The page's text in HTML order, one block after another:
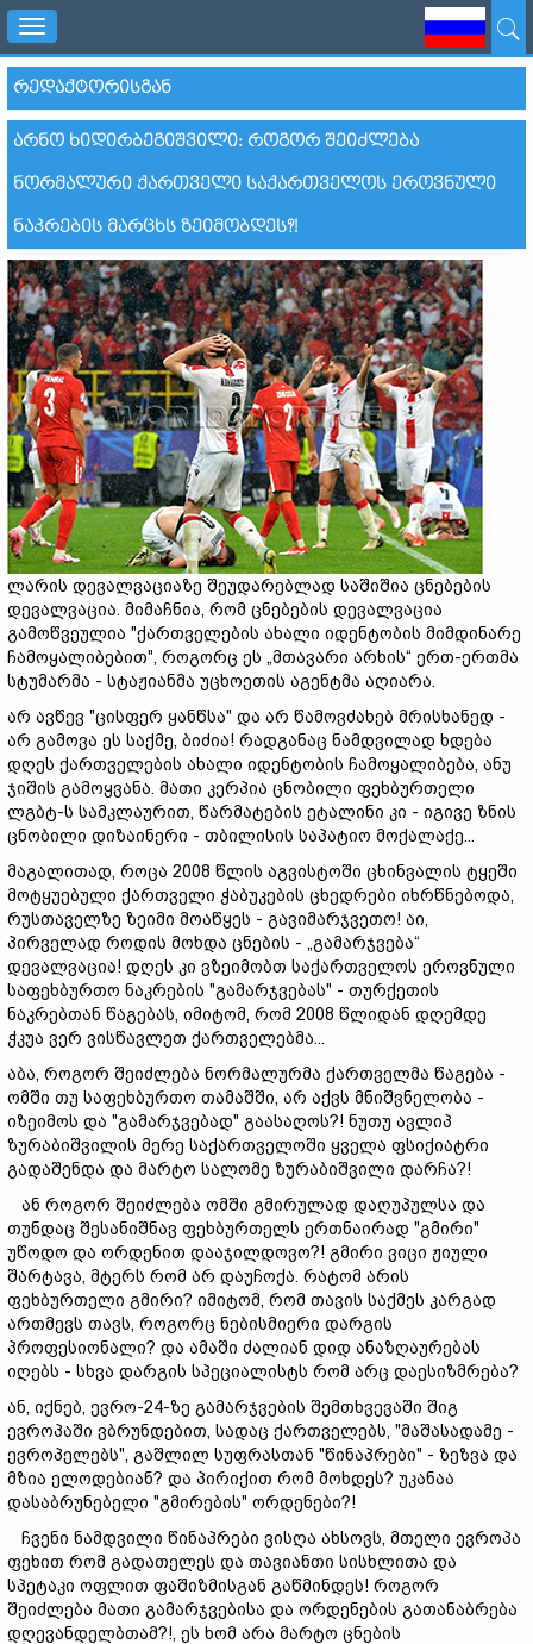
Toggle
navigation
ᲠᲔᲓᲐᲥᲢᲝᲠᲘᲡᲒᲐᲜ
ᲐᲠᲜᲝ ᲮᲘᲓᲘᲠᲑᲔᲒᲘᲨᲕᲘᲚᲘ: ᲠᲝᲒᲝᲠ ᲨᲔᲘᲫᲚᲔᲑᲐ
ᲜᲝᲠᲛᲐᲚᲣᲠᲘ ᲥᲐᲠᲗᲕᲔᲚᲘ ᲡᲐᲥᲐᲠᲗᲕᲔᲚᲝᲡ ᲔᲠᲝᲕᲜᲣᲚᲘ
ᲜᲐᲙᲠᲔᲑᲘᲡ ᲛᲐᲠᲪᲮᲡ ᲖᲔᲘᲛᲝᲑᲓᲔᲡ?!
ლარის დევალვაციაზე შეუდარებლად საშიშია ცნებების
დევალვაცია. მიმაჩნია, რომ ცნებების დევალვაცია
გამოწვეულია "ქართველების ახალი იდენტობის მიმდინარე
ჩამოყალიბებით", როგორც ეს „მთავარი არხის“ ერთ-ერთმა
სტუმარმა - სტაჟიანმა უცხოეთის აგენტმა აღიარა.
არ ავწევ "ცისფერ ყანწსა" და არ წამოვძახებ მრისხანედ -
არ გამოვა ეს საქმე, ბიძია! რადგანაც ნამდვილად ხდება
დღეს ქართველების ახალი იდენტობის ჩამოყალიბება, ანუ
ჯიშის გამოყვანა. მათი კერპია ცნობილი ფეხბურთელი
ლგბტ-ს სამკლაურით, წარმატების ეტალინი კი - იგივე ზნის
ცნობილი დიზაინერი - თბილისის საპატიო მოქალაქე...
მაგალითად, როცა 2008 წლის აგვისტოში ცხინვალის ტყეში
მოტყუებული ქართველი ჭაბუკების ცხედრები იხრწნებოდა,
რუსთაველზე ზეიმი მოაწყეს - გავიმარჯვეთო! აი,
პირველად როდის მოხდა ცნების - „გამარჯვება“
დევალვაცია! დღეს კი ვზეიმობთ საქართველოს ეროვნული
საფეხბურთო ნაკრების "გამარჯვებას" - თურქეთის
ნაკრებთან წაგებას, იმიტომ, რომ 2008 წლიდან დღემდე
ჭკუა ვერ ვისწავლეთ ქართველებმა...
აბა, როგორ შეიძლება ნორმალურმა ქართველმა წაგება -
ომში თუ საფეხბურთო თამაშში, არ აქვს მნიშვნელობა -
იზეიმოს და "გამარჯვებად" გაასაღოს?! ნუთუ ავლიპ
ზურაბიშვილის მერე საქართველოში ყველა ფსიქიატრი
გადაშენდა და მარტო სალომე ზურაბიშვილი დარჩა?!
ან როგორ შეიძლება ომში გმირულად დაღუპულსა და
თუნდაც შესანიშნავ ფეხბურთელს ერთნაირად "გმირი"
უწოდო და ორდენით დააჯილდოვო?! გმირი ვიცი ჟიული
შარტავა, მტერს რომ არ დაუჩოქა. რატომ არის
ფეხბურთელი გმირი? იმიტომ, რომ თავის საქმეს კარგად
ართმევს თავს, როგორც ნებისმიერი დარგის
პროფესიონალი? და ამაში ძალიან დიდ ანაზღაურებას
იღებს - სხვა დარგის სპეციალისტს რომ არც დაესიზმრება?
ან, იქნებ, ევრო-24-ზე გამარჯვების შემთხვევაში შიგ
ევროპაში ვბრუნდებით, სადაც ქართველებს, "მაშასადამე -
ევროპელებს", გაშლილ სუფრასთან "წინაპრები" - ზეზვა და
მზია ელოდებიან? და პირიქით რომ მოხდეს? უკანაა
დასაბრუნებელი "გმირების" ორდენები?!
ჩვენი ნამდვილი წინაპრები ვისღა ახსოვს, მთელი ევროპა
ფეხით რომ გადათელეს და თავიანთი სისხლითა და
სპეტაკი ოფლით ფაშიზმისგან გაწმინდეს! როგორ
შეიძლება მათი გამარჯვებისა და ორდენების გათანაბრება
დღევანდელბთამ?!, ეს ხომ არა მარტო ცნების